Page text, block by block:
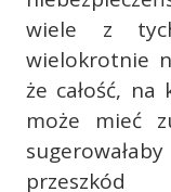
wiele z
wielokrotnie
że całość, na
może mieć
przeszkód